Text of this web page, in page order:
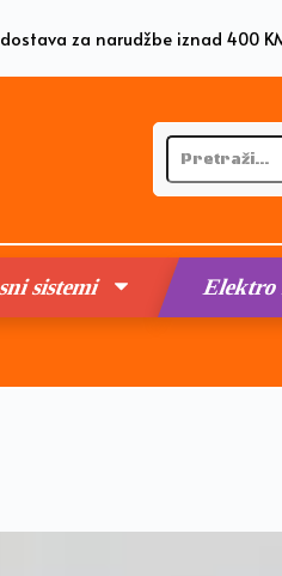
za narudžbe iznad 400
sistemi